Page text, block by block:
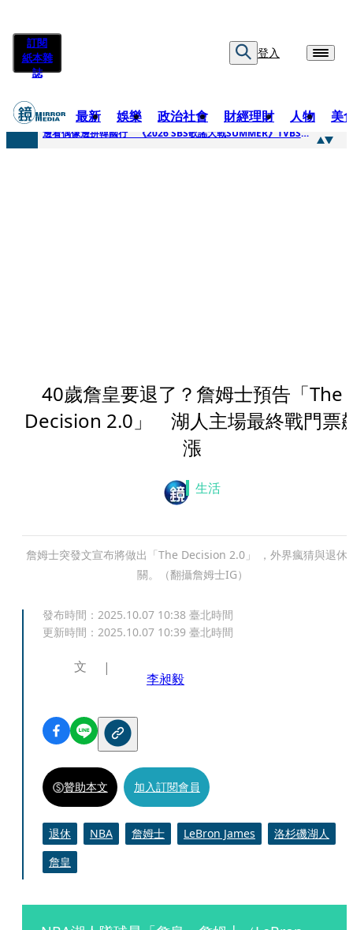
訂閱
紙本雜
誌
登入
最新 娛樂 政治社會 財經理財 人物 美
快訊
邊看偶像邊拚韓國行 《2026 SBS歌謠大戰SUMMER》TVBS直播祭追星福利
40歲詹皇要退了？詹姆士預告「The
Decision 2.0」 湖人主場最終戰門票
漲
生活
詹姆士突發文宣布將做出「The Decision 2.0」 ，外界瘋猜與退休
關。（翻攝詹姆士IG）
發布時間： 2025.10.07 10:38 臺北時間
更新時間： 2025.10.07 10:39 臺北時間
文
李昶毅
贊助本文 加入訂閱會員
退休 NBA 詹姆士 LeBron James
洛杉磯湖人
詹皇